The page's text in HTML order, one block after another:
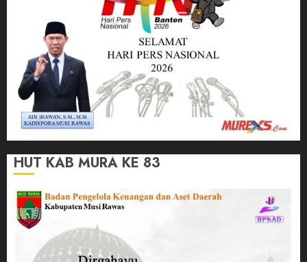
HUT KAB MURA KE 83